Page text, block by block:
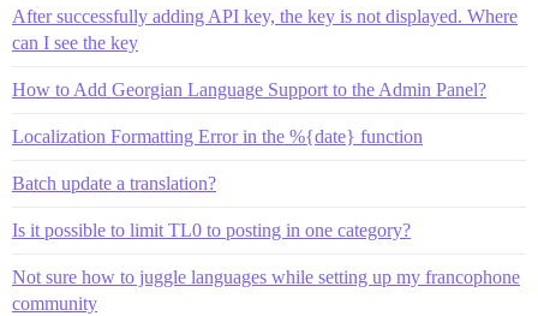
After successfully adding API key, the key is not displayed. Where
can I see the key
How to Add Georgian Language Support to the Admin Panel?
Localization Formatting Error in the %{date} function
Batch update a translation?
Is it possible to limit TL0 to posting in one category?
Not sure how to juggle languages while setting up my francophone
community